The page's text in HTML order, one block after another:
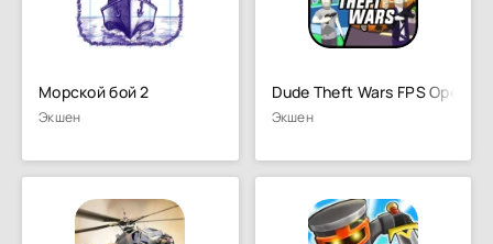
Морской бой 2
Экшен
Dude Theft Wars FPS Open
Экшен